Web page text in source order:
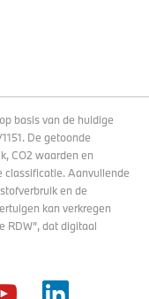
basis van de huidige
De getoonde
CO2 waarden en
classificatie. Aanvullende
en de
kan verkregen
RDW”, dat digitaal